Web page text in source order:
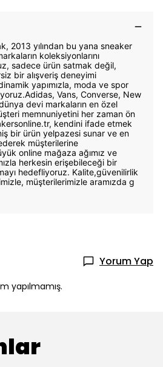
2013 yılından bu yana sneaker
koleksiyonlarını
sadece ürün satmak değil,
bir alışveriş deneyimi
yapımızla, moda ve spor
Vans, Converse, New
devi markaların en özel
memnuniyetini her zaman ön
kendini ifade etmek
bir ürün yelpazesi sunar ve en
müşterilerine
online mağaza ağımız ve
herkesin erişebileceği bir
hedefliyoruz. Kalite,güvenilirlik
müşterilerimizle aramızda g
Yorum Yap
yapılmamış.